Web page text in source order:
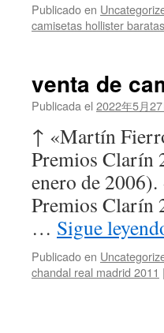
Publicado en
camisetas hollister baratas
venta de
Publicada el 2022年5月27
↑ «Martín
Premios Clarín
enero de
Premios Clarín
… Sigue
Publicado en
chandal real madrid 2011 |